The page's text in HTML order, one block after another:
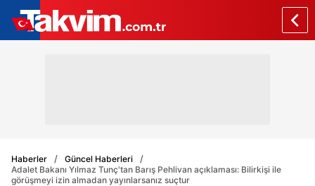
Haberler
Güncel Haberleri
Adalet Bakanı Yılmaz Tunç'tan Barış Pehlivan açıklaması: Bilirkişi ile
görüşmeyi izin almadan yayınlarsanız suçtur